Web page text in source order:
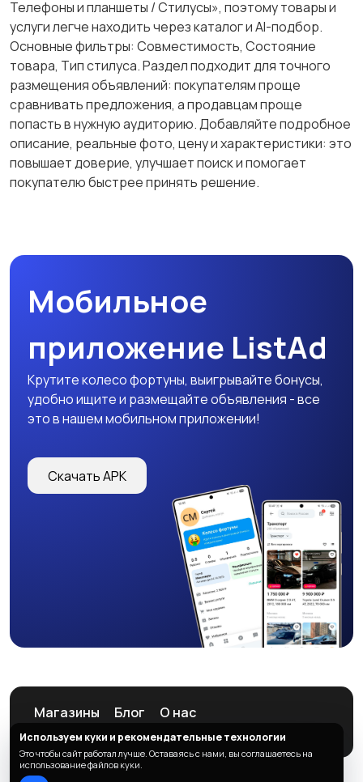
Телефоны и планшеты / Стилусы», поэтому товары и
услуги легче находить через каталог и AI-подбор.
Основные фильтры: Совместимость, Состояние
товара, Тип стилуса. Раздел подходит для точного
размещения объявлений: покупателям проще
сравнивать предложения, а продавцам проще
попасть в нужную аудиторию. Добавляйте подробное
описание, реальные фото, цену и характеристики: это
повышает доверие, улучшает поиск и помогает
покупателю быстрее принять решение.
Мобильное
приложение ListAd
Крутите колесо фортуны, выигрывайте бонусы,
удобно ищите и размещайте объявления - все
это в нашем мобильном приложении!
Скачать APK
Магазины Блог
О нас
Служба поддержки
Используем куки и рекомендательные технологии
Это чтобы сайт работал лучше. Оставаясь с нами, вы соглашаетесь на
использование файлов куки.